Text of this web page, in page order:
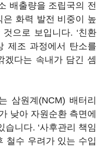
배출량을 조립국의 전
은 화력 발전 비중이 높
으로 보입니다. ‘친환
제조 과정에서 탄소를
겠다는 속내가 담긴 셈
삼원계(NCM) 배터리
낮아 자원순환 측면에
니다. ‘사후관리 책임
철수 우려가 있는 수입